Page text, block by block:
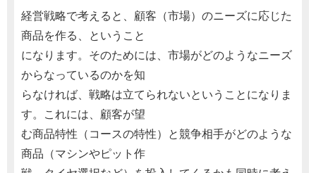
経営戦略で考えると、顧客（市場）のニーズに応じた
商品を作る、ということ
になります。そのためには、市場がどのようなニーズ
からなっているのかを知
らなければ、戦略は立てられないということになりま
す。これには、顧客が望
む商品特性（コースの特性）と競争相手がどのような
商品（マシンやピット作